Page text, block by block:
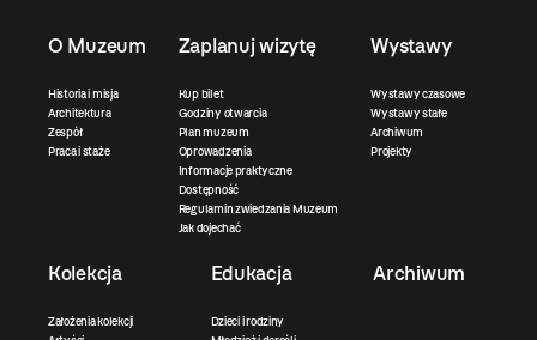
O Muzeum
Historia i misja
Architektura
Zespół
Praca i staże
Zaplanuj wizytę
Kup bilet
Godziny otwarcia
Plan muzeum
Oprowadzenia
Informacje praktyczne
Dostępność
Regulamin zwiedzania Muzeum
Jak dojechać
Wystawy
Wystawy czasowe
Wystawy stałe
Archiwum
Projekty
Kolekcja
Założenia kolekcji
Edukacja
Dzieci i rodziny
Archiwum